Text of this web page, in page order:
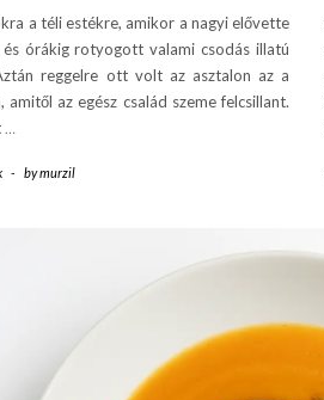
a téli estékre, amikor a nagyi elővette
és órákig rotyogott valami csodás illatú
reggelre ott volt az asztalon az a
amitől az egész család szeme felcsillant.
…
- bymurzil